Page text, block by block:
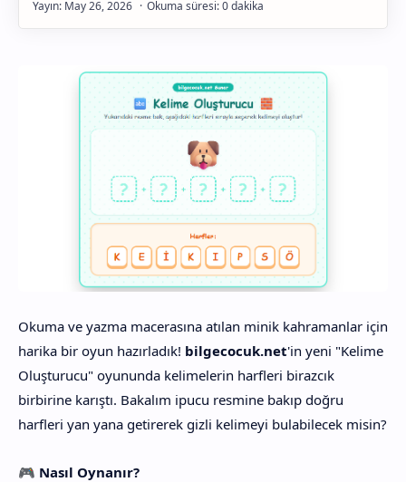
3. Sınıf Grubu
Okuma ve yazma macerasına atılan minik kahramanlar için
harika bir oyun hazırladık! bilgecocuk.net'in yeni "Kelime
Oluşturucu" oyununda kelimelerin harfleri birazcık
birbirine karıştı. Bakalım ipucu resmine bakıp doğru
harfleri yan yana getirerek gizli kelimeyi bulabilecek misin?
🎮 Nasıl Oynanır?